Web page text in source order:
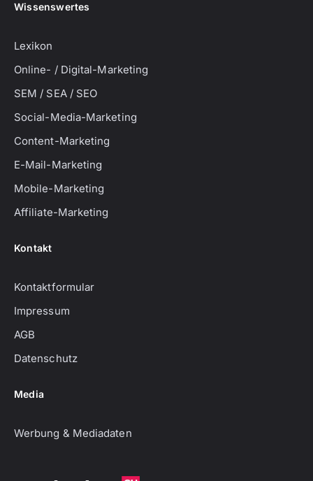
Wissenswertes
Lexikon
Online- / Digital-Marketing
SEM / SEA / SEO
Social-Media-Marketing
Content-Marketing
E-Mail-Marketing
Mobile-Marketing
Affiliate-Marketing
Kontakt
Kontaktformular
Impressum
AGB
Datenschutz
Media
Werbung & Mediadaten